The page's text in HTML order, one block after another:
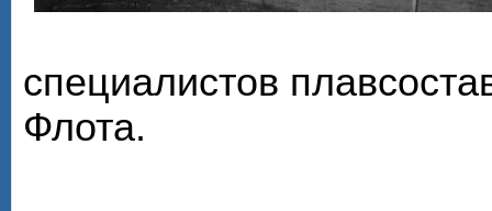
специалистов
Флота.